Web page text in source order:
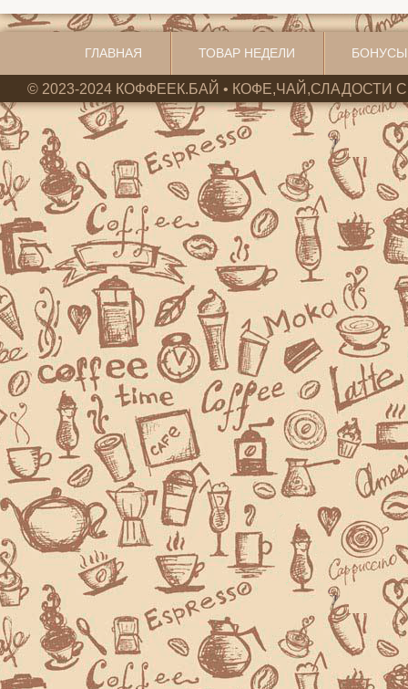
ГЛАВНАЯ ТОВАР НЕДЕЛИ
© 2023-2024 КОФФЕЕК.БАЙ • КОФЕ,ЧАЙ,СЛАДОСТИ С